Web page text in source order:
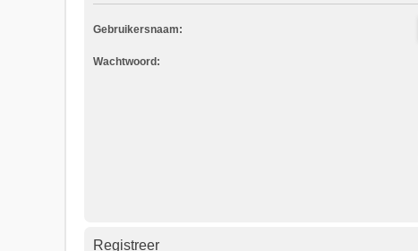
Gebruikersnaam:
Wachtwoord:
Registreer